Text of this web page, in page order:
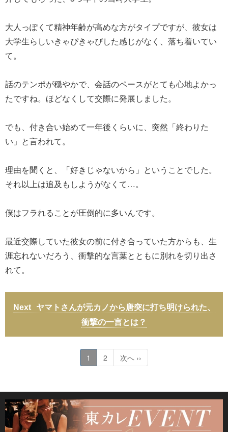
大人っぽくて精神年齢が高めな方がタイプですが、彼女は
大学生らしいきゃぴきゃぴした感じがなく、落ち着いてい
て。
話のテンポが穏やかで、会話のペースがとても心地よかっ
たですね。ほどなくして交際に発展しました。
でも、付き合い始めて一年後くらいに、突然「終わりた
い」と言われて。
理由を聞くと、「好きじゃないから」ということでした。
それ以上は追及もしようがなくて…。
僕はフラれることが圧倒的に多いんです。
最近交際していた彼女の前に付き合っていた方からも、生
涯忘れないだろう、衝撃的な言葉とともに別れを切り出さ
れて。
ヤマトさんが元カノから唐突に打ち明けられた、
衝撃の一言とは？
1 2 次へ ››